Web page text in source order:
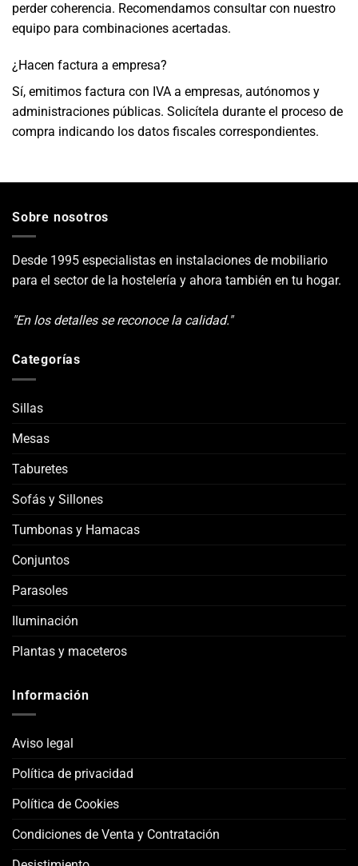
perder coherencia. Recomendamos consultar con nuestro
equipo para combinaciones acertadas.
¿Hacen factura a empresa?
Sí, emitimos factura con IVA a empresas, autónomos y
administraciones públicas. Solicítela durante el proceso de
compra indicando los datos fiscales correspondientes.
Sobre nosotros
Desde 1995 especialistas en instalaciones de mobiliario
para el sector de la hostelería y ahora también en tu hogar.
"En los detalles se reconoce la calidad."
Categorías
Sillas
Mesas
Taburetes
Sofás y Sillones
Tumbonas y Hamacas
Conjuntos
Parasoles
Iluminación
Plantas y maceteros
Información
Aviso legal
Política de privacidad
Política de Cookies
Condiciones de Venta y Contratación